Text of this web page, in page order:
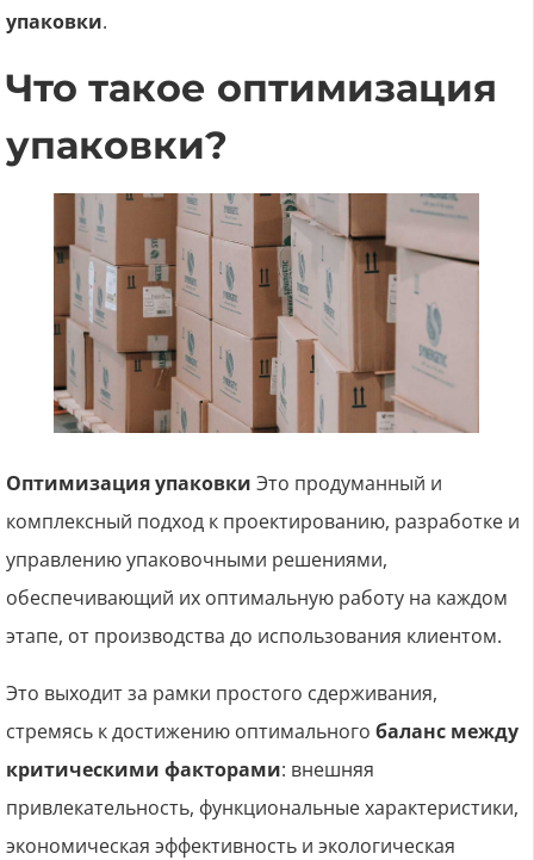
упаковки.
Что такое оптимизация
упаковки?
Оптимизация упаковки Это продуманный и
комплексный подход к проектированию, разработке и
управлению упаковочными решениями,
обеспечивающий их оптимальную работу на каждом
этапе, от производства до использования клиентом.
Это выходит за рамки простого сдерживания,
стремясь к достижению оптимального баланс между
критическими факторами: внешняя
привлекательность, функциональные характеристики,
экономическая эффективность и экологическая